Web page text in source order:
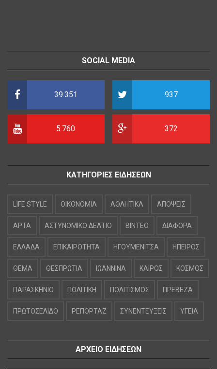
SOCIAL MEDIA
39.351 937
5.760 372
ΚΑΤΗΓΟΡΙΕΣ ΕΙΔΗΣΕΩΝ
LIFE STYLE OIKONOMIA ΑΘΛΗΤΙΚΑ ΑΠΟΨΕΙΣ
ΑΡΤΑ ΑΣΤΥΝΟΜΙΚΟ ΔΕΛΤΙΟ ΒΙΝΤΕΟ ΔΙΑΦΟΡΑ
ΕΛΛΑΔΑ ΕΠΙΚΑΙΡΟΤΗΤΑ ΗΓΟΥΜΕΝΙΤΣΑ ΗΠΕΙΡΟΣ
ΘΕΜΑ ΘΕΣΠΡΩΤΙΑ ΙΩΑΝΝΙΝΑ ΚΑΙΡΟΣ ΚΟΣΜΟΣ
ΠΑΡΑΣΚΗΝΙΟ ΠΟΛΙΤΙΚΗ ΠΟΛΙΤΙΣΜΟΣ ΠΡΕΒΕΖΑ
ΠΡΩΤΟΣΕΛΙΔΟ ΡΕΠΟΡΤΑΖ ΣΥΝΕΝΤΕΥΞΕΙΣ ΥΓΕΙΑ
ΑΡΧΕΙΟ ΕΙΔΗΣΕΩΝ